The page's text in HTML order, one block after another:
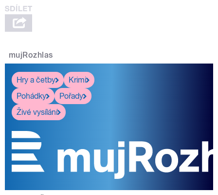
mujRozhlas
Hry a četby
Krimi
Pohádky
Pořady
Živé vysílání